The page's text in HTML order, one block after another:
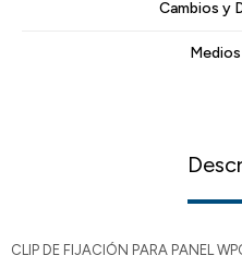
Cambios y
CLIP DE FIJACIÓN PARA PANEL